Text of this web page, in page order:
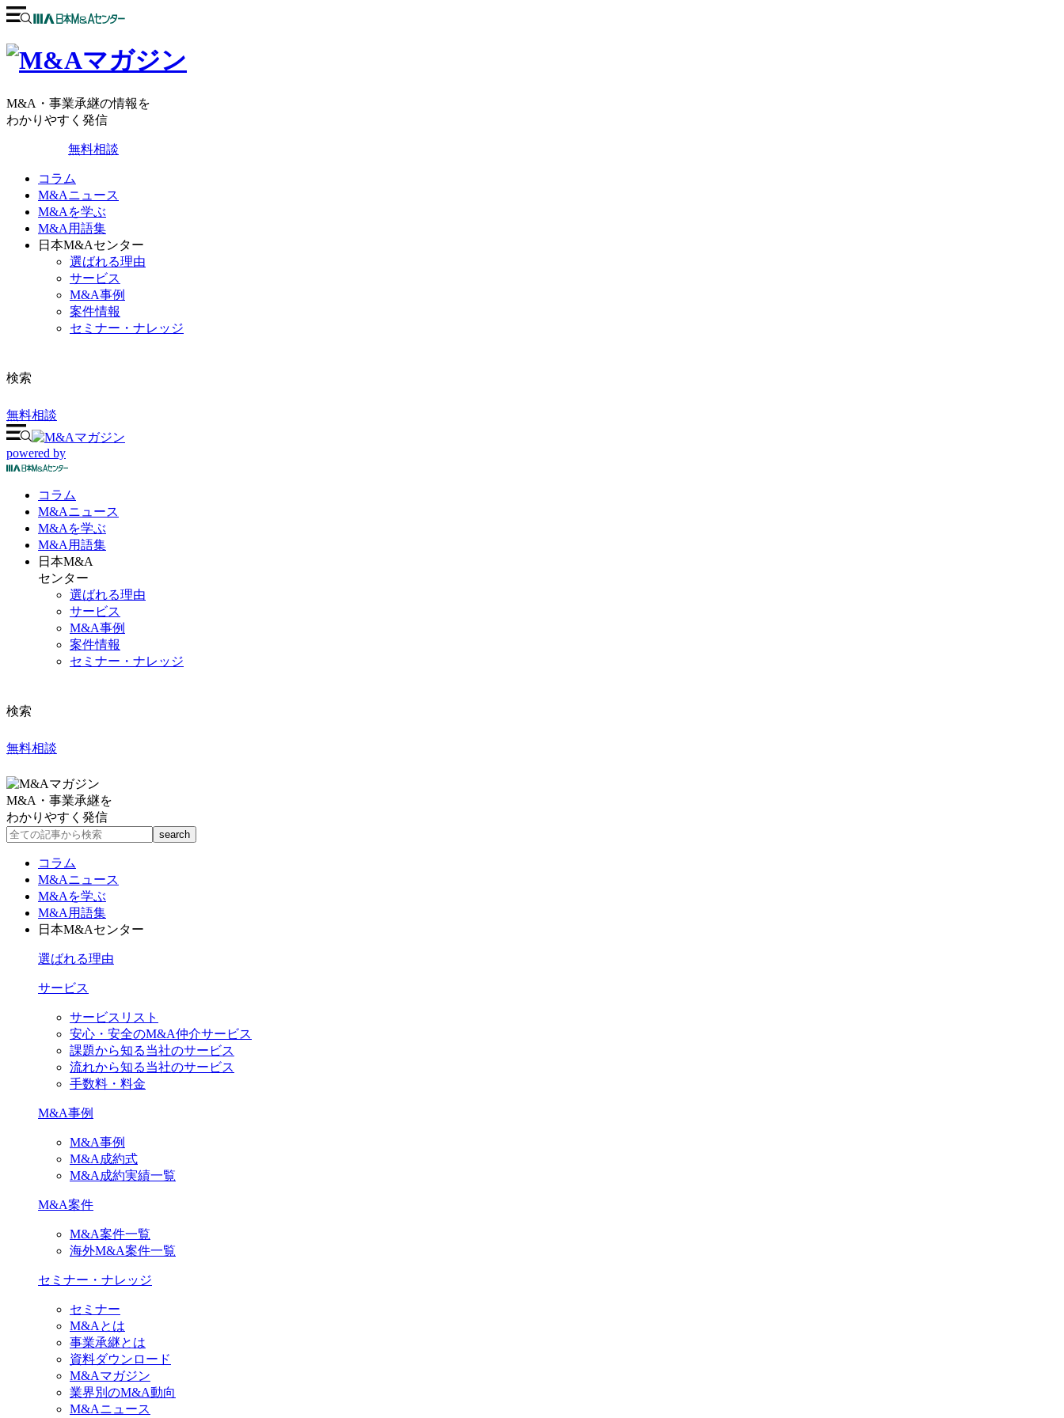
M&A・事業承継の情報を
わかりやすく発信
無料相談
コラム
M&Aニュース
M&Aを学ぶ
M&A用語集
日本M&Aセンター
選ばれる理由
サービス
M&A事例
案件情報
セミナー・ナレッジ
検索
無料相談
powered by
コラム
M&Aニュース
M&Aを学ぶ
M&A 用語集
日本M&A
センター
選ばれる理由
サービス
M&A事例
案件情報
セミナー・ナレッジ
検索
無料相談
M&A・事業承継を
わかりやすく発信
コラム
M&Aニュース
M&Aを学ぶ
M&A用語集
日本M&Aセンター
選ばれる理由
サービス
サービスリスト
安心・安全のM&A仲介サービス
課題から知る当社のサービス
流れから知る当社のサービス
手数料・料金
M&A事例
M&A事例
M&A成約式
M&A成約実績一覧
M&A案件
M&A案件一覧
海外M&A案件一覧
セミナー・ナレッジ
セミナー
M&Aとは
事業承継とは
資料ダウンロード
M&Aマガジン
業界別のM&A動向
M&Aニュース